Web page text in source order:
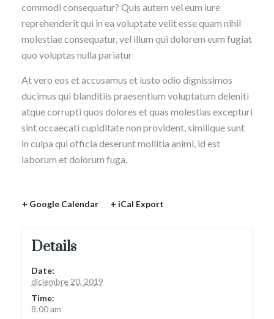
commodi consequatur? Quis autem vel eum iure
reprehenderit qui in ea voluptate velit esse quam nihil
molestiae consequatur, vel illum qui dolorem eum fugiat
quo voluptas nulla pariatur
At vero eos et accusamus et iusto odio dignissimos
ducimus qui blanditiis praesentium voluptatum deleniti
atque corrupti quos dolores et quas molestias excepturi
sint occaecati cupiditate non provident, similique sunt
in culpa qui officia deserunt mollitia animi, id est
laborum et dolorum fuga.
+ Google Calendar + iCal Export
Details
Date:
diciembre 20, 2019
Time:
8:00 am